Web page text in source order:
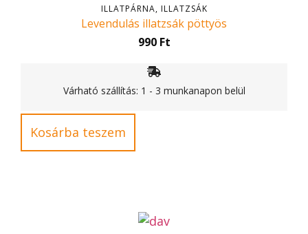
ILLATPÁRNA, ILLATZSÁK
Levendulás illatzsák pöttyös
990 Ft
Várható szállítás: 1 - 3 munkanapon belül
Kosárba teszem